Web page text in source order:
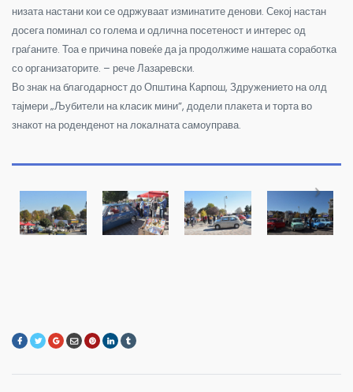
низата настани кои се одржуваат изминатите денови. Секој настан
досега поминал со голема и одлична посетеност и интерес од
граѓаните. Тоа е причина повеќе да ја продолжиме нашата соработка
со организаторите. – рече Лазаревски.
Во знак на благодарност до Општина Карпош, Здружението на олд
тајмери „Љубители на класик мини”, додели плакета и торта во
знакот на роденденот на локалната самоуправа.